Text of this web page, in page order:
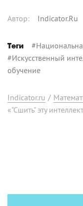
Автор: Indicator.Ru
Теги #
#Искусственный
обучение
Indicator.ru /
«"Сшить" эту